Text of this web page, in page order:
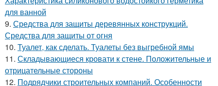
для ванной
9. Средства для защиты деревянных конструкций.
Средства для защиты от огня
10. Туалет, как сделать. Туалеты без выгребной ямы
11. Складывающиеся кровати к стене. Положительные и
отрицательные стороны
12. Подрядчики строительных компаний. Особенности